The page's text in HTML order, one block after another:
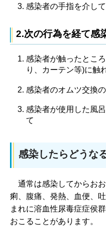
感染者の手指を介し
2.次の行為を経て感
感染者が触ったとこ
り、カーテン等)に触
感染者のオムツ交換
感染者が使用した風
て
感染したらどうな
通常は感染してからお
痢、腹痛、発熱、血便、
まれに溶血性尿毒症症侯
おこることがあります。